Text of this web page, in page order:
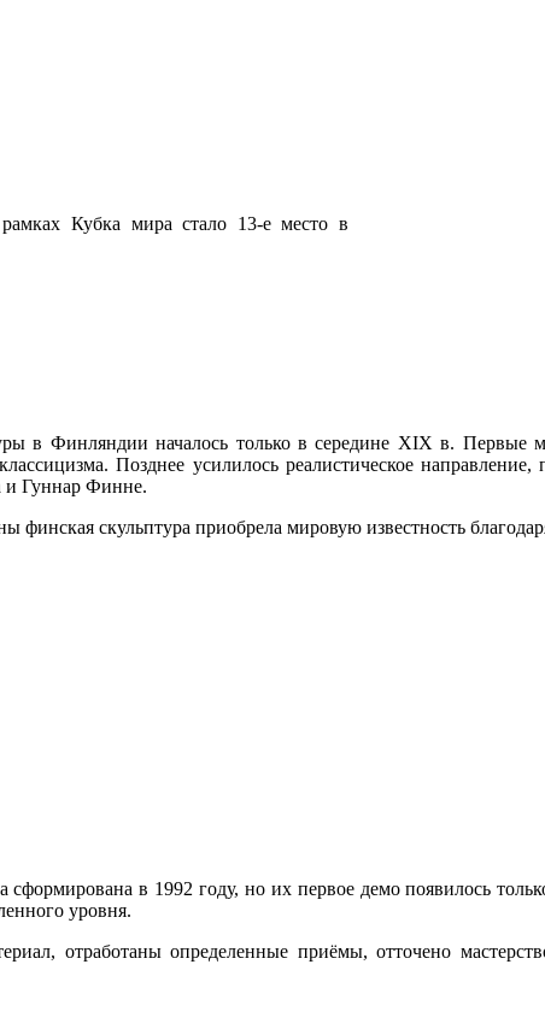
Кубка мира стало 13-е место в
в Финляндии началось только в середине XIX в.
Позднее усилилось реалистическое
Гуннар Финне.
финская скульптура приобрела мировую известность
в 1992 году, но их первое демо появилось
уровня.
отработаны определенные приёмы, отточено